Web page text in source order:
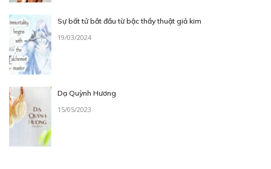
Sự bất tử bắt đầu từ bậc thầy thuật giả kim
19/03/2024
Dạ Quỳnh Hương
15/05/2023